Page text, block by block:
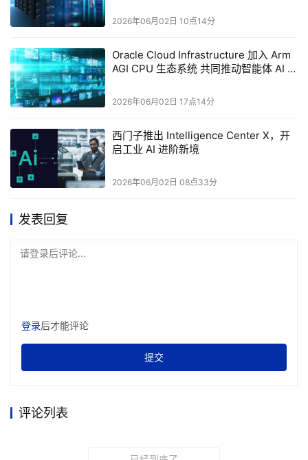
2026年06月02日 10点14分
Oracle Cloud Infrastructure 加入 Arm
AGI CPU 生态系统 共同推动智能体 AI 发
2026年06月02日 17点14分
西门子推出 Intelligence Center X，开
启工业 AI 进阶新境
2026年06月02日 08点33分
发表回复
请登录后评论...
登录后才能评论
提交
评论列表